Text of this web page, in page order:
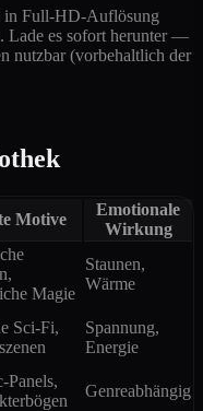
in Full-HD-Auflösung
Lade es sofort herunter —
nutzbar (vorbehaltlich der
Motive
Emotionale
Wirkung
Magie
Staunen,
Wärme
Sci-Fi,
Spannung,
Energie
Panels,
Genreabhängig